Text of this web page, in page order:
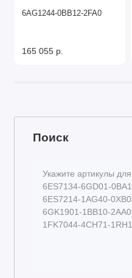
6AG1244-0BB12-2FA0
165 055 р.
Поиск